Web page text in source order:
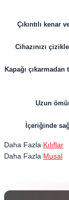
Çıkıntılı
Cihazınızı
Kapağı
Uzun
İçeriğinde
Daha Fazla Kılıflar
Daha Fazla Musal